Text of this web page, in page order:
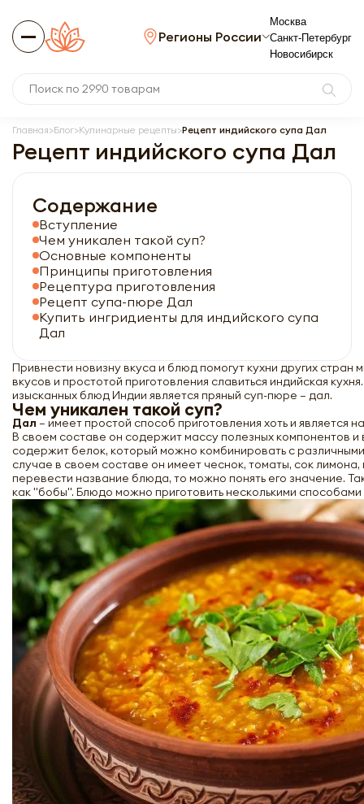
Регионы России
Москва
Санкт-Петербург
Новосибирск
Главная Блог Кулинарные рецепты Рецепт индийского супа Дал
Рецепт индийского супа Дал
Привнести новизну вкуса и блюд помогут кухни других
вкусов и простотой приготовления славиться индийская
изысканных блюд Индии является пряный суп-пюре – дал.
Чем уникален такой суп?
Дал – имеет простой способ приготовления хоть и является
В своем составе он содержит массу полезных компонентов и
содержит белок, который можно комбинировать с
случае в своем составе он имеет чеснок, томаты, сок
перевести название блюда, то можно понять его значение.
как "бобы". Блюдо можно приготовить несколькими
Содержание
Вступление
Чем уникален такой суп?
Основные компоненты
Принципы приготовления
Рецептура приготовления
Рецепт супа-пюре Дал
Купить ингридиенты для индийского супа
Дал